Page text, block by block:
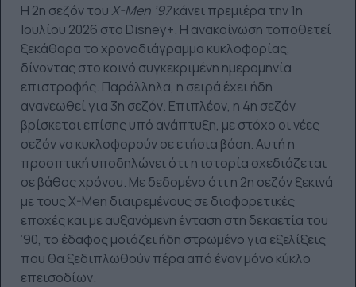
Η 2η σεζόν του X-Men ’97κάνει πρεμιέρα την 1η
Ιουλίου 2026 στο Disney+. Η ανακοίνωση τοποθετεί
ξεκάθαρα το χρονοδιάγραμμα κυκλοφορίας,
δίνοντας στο κοινό συγκεκριμένη ημερομηνία
επιστροφής. Παράλληλα, η σειρά έχει ήδη
ανανεωθεί για 3η σεζόν. Επιπλέον, η 4η σεζόν
βρίσκεται επίσης υπό ανάπτυξη, με στόχο οι νέες
σεζόν να κυκλοφορούν σε ετήσια βάση. Αυτή η
προοπτική υποδηλώνει ότι η ιστορία σχεδιάζεται
σε βάθος χρόνου. Με δεδομένο ότι η 2η σεζόν ξεκινά
με τους X-Men διαιρεμένους σε διαφορετικές
εποχές και με αυξανόμενη ένταση στη δεκαετία του
’90, το έδαφος μοιάζει ήδη στρωμένο για εξελίξεις
που θα ξεδιπλωθούν πέρα από έναν μόνο κύκλο
επεισοδίων.